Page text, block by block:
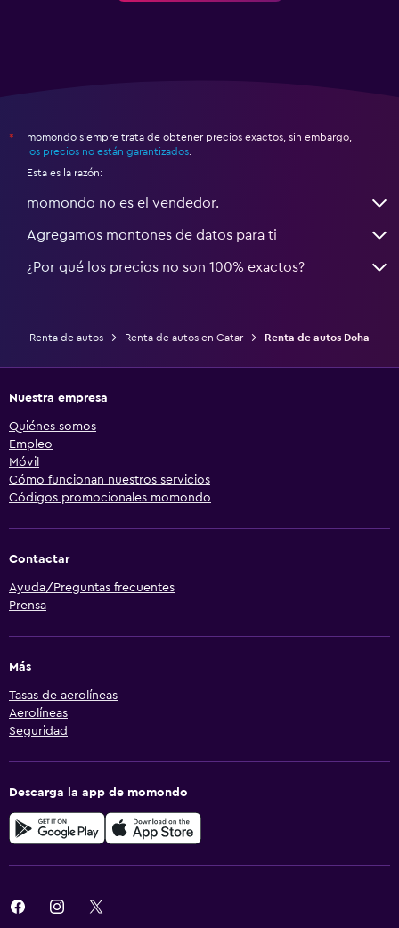
*
momondo siempre trata de obtener precios exactos, sin embargo,
los precios no están garantizados.
Esta es la razón:
momondo no es el vendedor.
Agregamos montones de datos para ti
¿Por qué los precios no son 100% exactos?
Renta de autos Renta de autos en Catar Renta de autos Doha
Nuestra empresa
Quiénes somos
Empleo
Móvil
Cómo funcionan nuestros servicios
Códigos promocionales momondo
Contactar
Ayuda/Preguntas frecuentes
Prensa
Más
Tasas de aerolíneas
Aerolíneas
Seguridad
Descarga la app de momondo